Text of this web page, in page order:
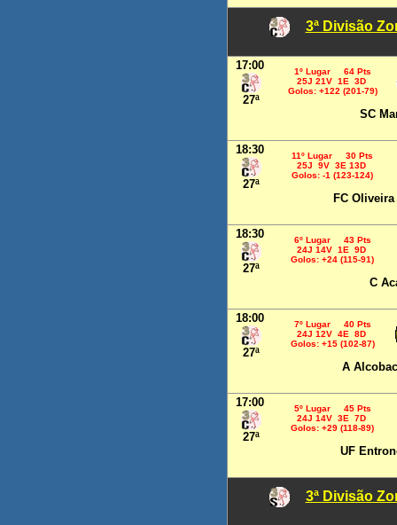
3ª Divisão
17:00
27ª
1º Lugar 64 Pts
25J 21V 1E 3D
Golos: +122 (201-79)
SC
18:30
27ª
11º Lugar 30 Pts
25J 9V 3E 13D
Golos: -1 (123-124)
FC
18:30
27ª
6º Lugar 43 Pts
24J 14V 1E 9D
Golos: +24 (115-91)
C
18:00
27ª
7º Lugar 40 Pts
24J 12V 4E 8D
Golos: +15 (102-87)
A
17:00
27ª
5º Lugar 45 Pts
24J 14V 3E 7D
Golos: +29 (118-89)
UF
3ª Divisão